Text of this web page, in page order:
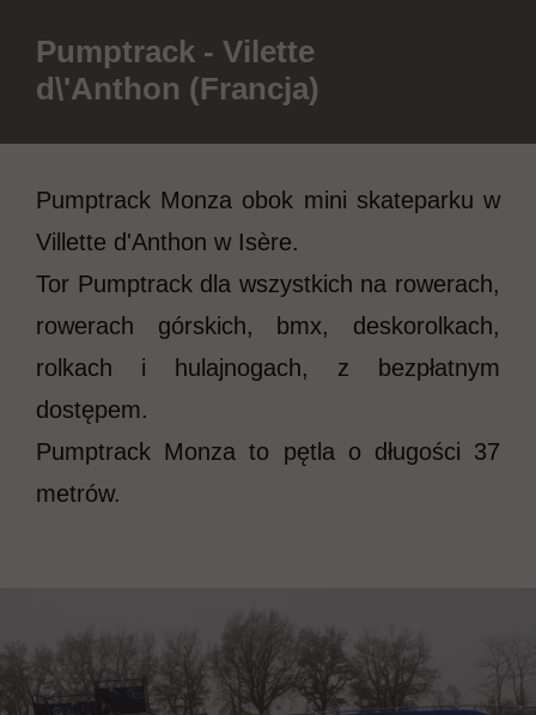
Pumptrack - Vilette
d\'Anthon (Francja)
Pumptrack Monza obok mini skateparku w
Villette d'Anthon w Isère.
Tor Pumptrack dla wszystkich na rowerach,
rowerach górskich, bmx, deskorolkach,
rolkach i hulajnogach, z bezpłatnym
dostępem.
Pumptrack Monza to pętla o długości 37
metrów.